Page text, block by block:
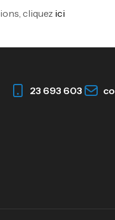
cliquez ici
23 693 603